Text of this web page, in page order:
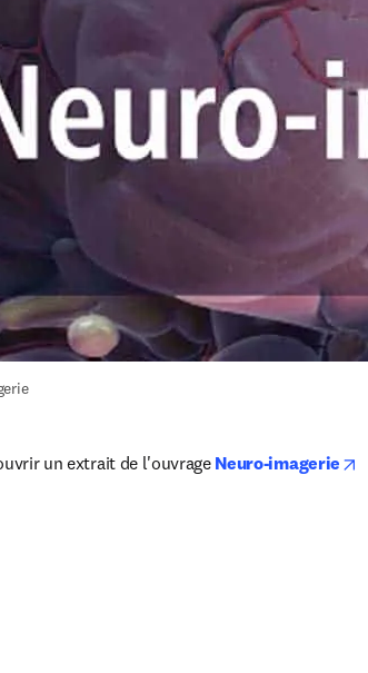
un extrait de l'ouvrage Neuro-imagerie